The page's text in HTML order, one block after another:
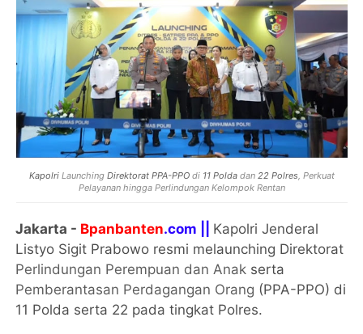
KapolriLaunching Direktorat PPA-PPOdi 11 Poldadan 22 Polres , Perkuat
Pelayanan hingga Perlindungan Kelompok Rentan
Jakarta - Bpanbanten.com || Kapolri Jenderal
Listyo Sigit Prabowo resmi melaunching Direktorat
Perlindungan Perempuan dan Anak serta
Pemberantasan Perdagangan Orang (PPA-PPO) di
11 Polda serta 22 pada tingkat Polres.